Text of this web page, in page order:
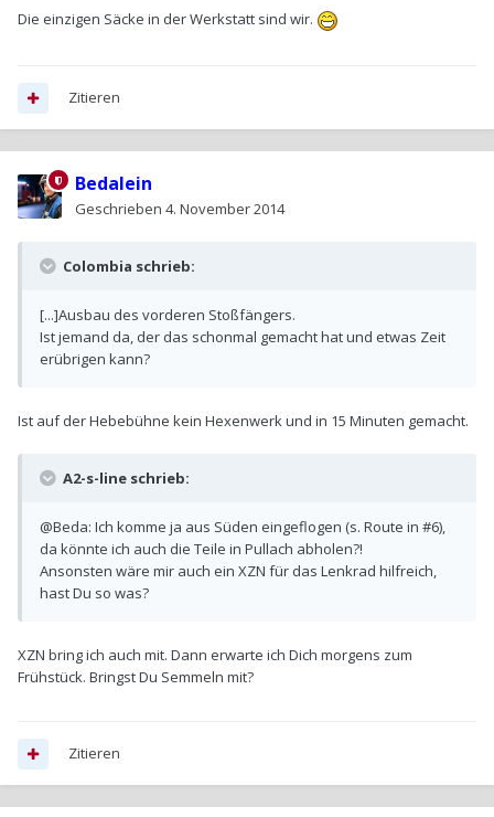
Die einzigen Säcke in der Werkstatt sind wir.
Zitieren
Bedalein
Geschrieben 4. November 2014
Colombia schrieb:
[...]Ausbau des vorderen Stoßfängers.
Ist jemand da, der das schonmal gemacht hat und etwas Zeit
erübrigen kann?
Ist auf der Hebebühne kein Hexenwerk und in 15 Minuten gemacht.
A2-s-line schrieb:
@Beda: Ich komme ja aus Süden eingeflogen (s. Route in #6),
da könnte ich auch die Teile in Pullach abholen?!
Ansonsten wäre mir auch ein XZN für das Lenkrad hilfreich,
hast Du so was?
XZN bring ich auch mit. Dann erwarte ich Dich morgens zum
Frühstück. Bringst Du Semmeln mit?
Zitieren